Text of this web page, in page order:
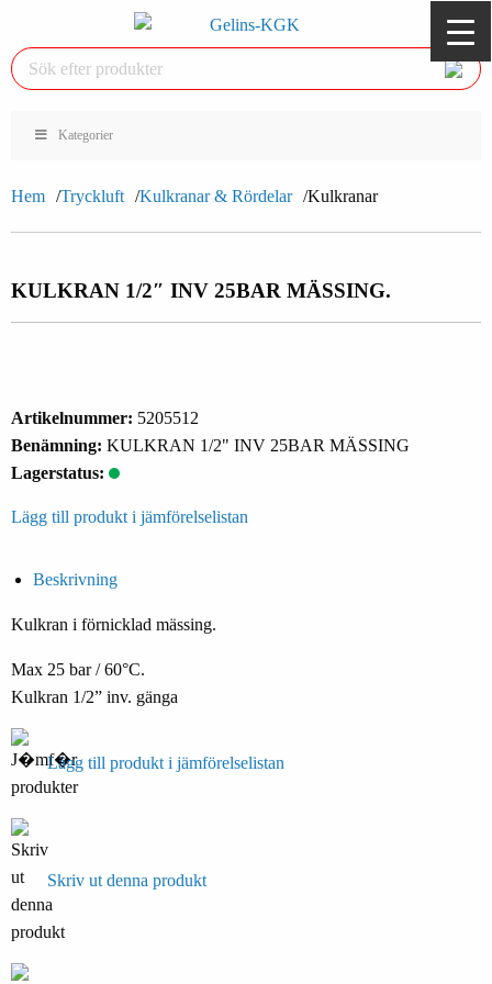
Kategorier
Hem Tryckluft Kulkranar & Rördelar Kulkranar
KULKRAN 1/2″ INV 25BAR MÄSSING.
Artikelnummer: 5205512
Benämning: KULKRAN 1/2" INV 25BAR MÄSSING
Lagerstatus:
Lägg till produkt i jämförelselistan
Beskrivning
Kulkran i förnicklad mässing.
Max 25 bar / 60°C.
Kulkran 1/2” inv. gänga
Lägg till produkt i jämförelselistan
Skriv ut denna produkt